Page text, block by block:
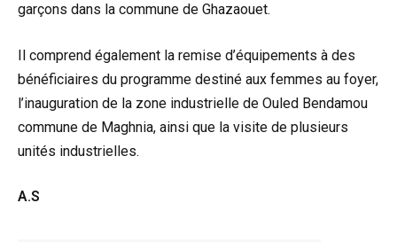
garçons dans la commune de Ghazaouet.
Il comprend également la remise d’équipements à des
bénéficiaires du programme destiné aux femmes au foyer,
l’inauguration de la zone industrielle de Ouled Bendamou
commune de Maghnia, ainsi que la visite de plusieurs
unités industrielles.
A.S